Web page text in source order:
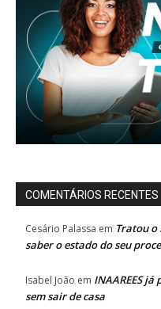
COMENTÁRIOS RECENTES
Cesário Palassa em Tratou o
saber o estado do seu
Isabel João em INAAREES
sem sair de casa